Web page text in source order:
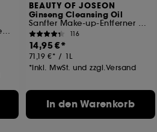
Reinigungsgel mit niedrigem pH-Wert
BEAUTY OF JOSEON
Ginseng Cleansing Oil
Sanfter Make-up-Entferner mit Ginsengextrakt
116
14,95 €
71,19 € / 1L
*Inkl. MwSt. und zzgl.Versand
In den Warenkorb